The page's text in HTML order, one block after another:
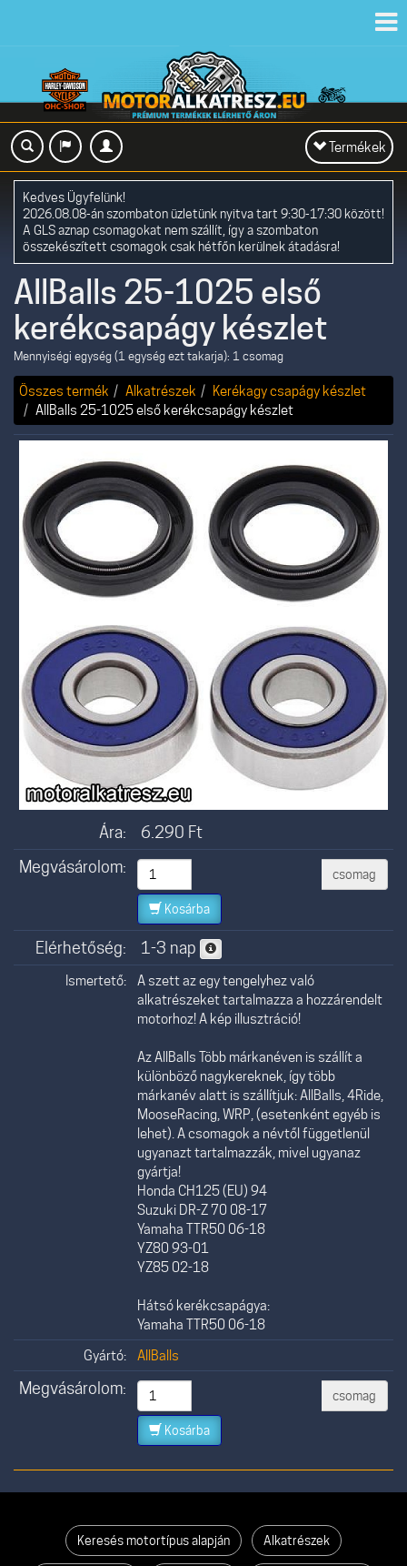
Toggle
navigation
Termékek
Kedves Ügyfelünk!
2026.08.08-án szombaton üzletünk nyitva tart 9:30-17:30 között!
A GLS aznap csomagokat nem szállít, így a szombaton
összekészített csomagok csak hétfőn kerülnek átadásra!
AllBalls 25-1025 első
kerékcsapágy készlet
Mennyiségi egység (1 egység ezt takarja): 1 csomag
Összes termék Alkatrészek
Kerékagy csapágy készlet
AllBalls 25-1025 első kerékcsapágy készlet
Ára: 6.290 Ft
Megvásárolom:
csomag
Kosárba
Elérhetőség: 1-3 nap
Ismertető:
A szett az egy tengelyhez való
alkatrészeket tartalmazza a hozzárendelt
motorhoz! A kép illusztráció!
Az AllBalls Több márkanéven is szállít a
különböző nagykereknek, így több
márkanév alatt is szállítjuk: AllBalls, 4Ride,
MooseRacing, WRP, (esetenként egyéb is
lehet). A csomagok a névtől függetlenül
ugyanazt tartalmazzák, mivel ugyanaz
gyártja!
Honda CH125 (EU) 94
Suzuki DR-Z 70 08-17
Yamaha TTR50 06-18
YZ80 93-01
YZ85 02-18
Hátsó kerékcsapágya:
Yamaha TTR50 06-18
Gyártó:
AllBalls
Megvásárolom: csomag
Kosárba
Keresés motortípus alapján Alkatrészek